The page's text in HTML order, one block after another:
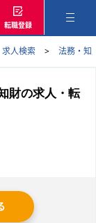
転職登録
求人検索 法務・知
財の求人・転